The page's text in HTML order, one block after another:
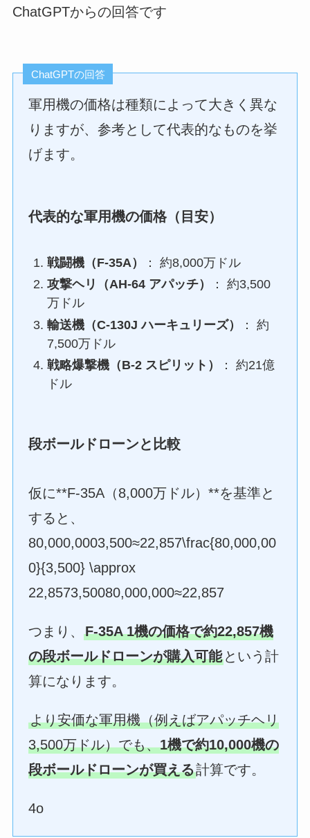
ChatGPTからの回答です
ChatGPTの回答
軍用機の価格は種類によって大きく異な
りますが、参考として代表的なものを挙
げます。
代表的な軍用機の価格（目安）
戦闘機（F-35A）
： 約8,000万ドル
攻撃ヘリ（AH-64 アパッチ）
： 約3,500
万ドル
輸送機（C-130J ハーキュリーズ）
： 約
7,500万ドル
戦略爆撃機（B-2 スピリット）
： 約21億
ドル
段ボールドローンと比較
仮に**F-35A（8,000万ドル）**を基準と
すると、
80,000,0003,500≈22,857\frac{80,000,00
0}{3,500} \approx
22,8573,50080,000,000​≈22,857
つまり、F-35A 1機の価格で約22,857機
の段ボールドローンが購入可能 という計
算になります。
より安価な軍用機（例えばアパッチヘリ
3,500万ドル）でも、1機で約10,000機の
段ボールドローンが買える計算です。
4o